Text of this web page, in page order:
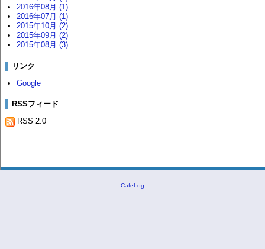
2016年08月 (1)
2016年07月 (1)
2015年10月 (2)
2015年09月 (2)
2015年08月 (3)
リンク
Google
RSSフィード
RSS 2.0
- CafeLog -